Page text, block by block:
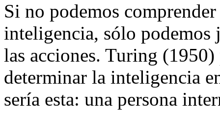
Si no podemos
inteligencia, sólo
las acciones. Turing
determinar la inteligencia
sería esta: una persona